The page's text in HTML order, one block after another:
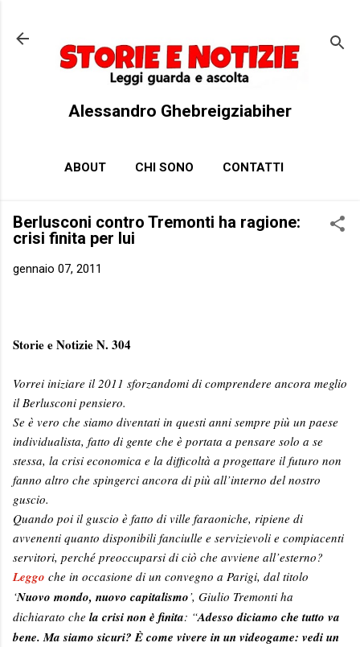
Alessandro Ghebreigziabiher
ABOUT CHI SONO CONTATTI
Berlusconi contro Tremonti ha ragione:
crisi finita per lui
gennaio 07, 2011
Storie e Notizie N. 304
Vorrei iniziare il 2011 sforzandomi di comprendere ancora meglio
il Berlusconi pensiero.
Se è vero che siamo diventati in questi anni sempre più un paese
individualista, fatto di gente che è portata a pensare solo a se
stessa, la crisi economica e la difficoltà a progettare il futuro non
fanno altro che spingerci ancora di più all’interno del nostro
guscio.
Quando poi il guscio è fatto di ville faraoniche, ripiene di
avvenenti quanto disponibili fanciulle e servizievoli e compiacenti
servitori, perché preoccuparsi di ciò che avviene all’esterno?
Leggo che in occasione di un convegno a Parigi, dal titolo
‘Nuovo mondo, nuovo capitalismo’, Giulio Tremonti ha
dichiarato che la crisi non è finita: “Adesso diciamo che tutto va
bene. Ma siamo sicuri? È come vivere in un videogame: vedi un